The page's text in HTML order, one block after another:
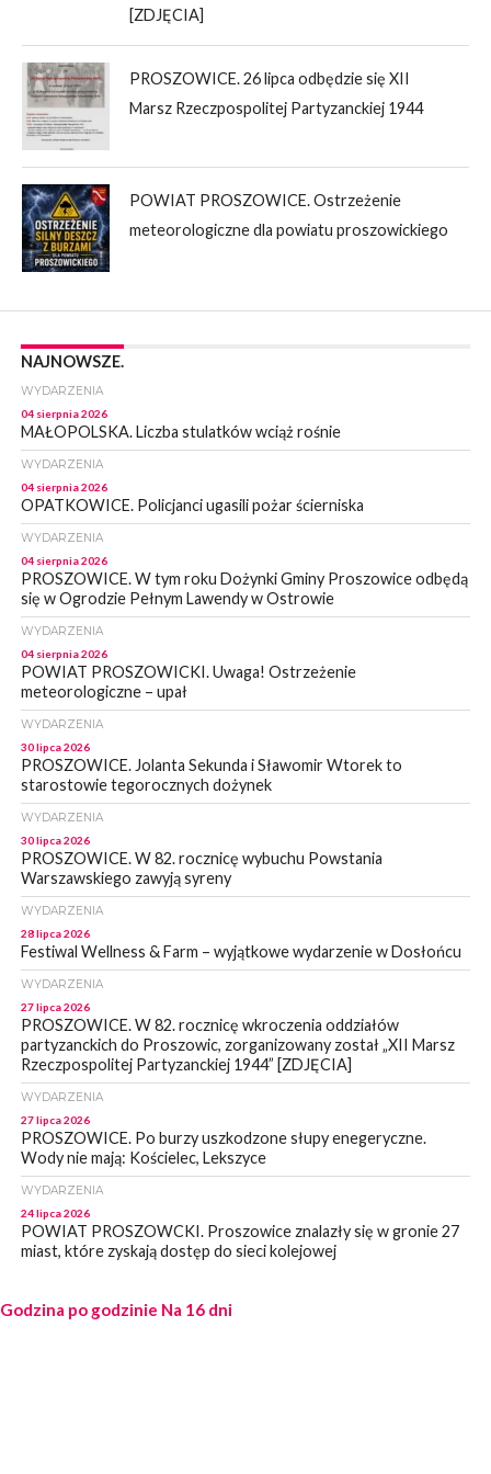
[ZDJĘCIA]
PROSZOWICE. 26 lipca odbędzie się XII
Marsz Rzeczpospolitej Partyzanckiej 1944
POWIAT PROSZOWICE. Ostrzeżenie
meteorologiczne dla powiatu proszowickiego
NAJNOWSZE.
WYDARZENIA
04 sierpnia 2026
MAŁOPOLSKA. Liczba stulatków wciąż rośnie
WYDARZENIA
04 sierpnia 2026
OPATKOWICE. Policjanci ugasili pożar ścierniska
WYDARZENIA
04 sierpnia 2026
PROSZOWICE. W tym roku Dożynki Gminy Proszowice odbędą
się w Ogrodzie Pełnym Lawendy w Ostrowie
WYDARZENIA
04 sierpnia 2026
POWIAT PROSZOWICKI. Uwaga! Ostrzeżenie
meteorologiczne – upał
WYDARZENIA
30 lipca 2026
PROSZOWICE. Jolanta Sekunda i Sławomir Wtorek to
starostowie tegorocznych dożynek
WYDARZENIA
30 lipca 2026
PROSZOWICE. W 82. rocznicę wybuchu Powstania
Warszawskiego zawyją syreny
WYDARZENIA
28 lipca 2026
Festiwal Wellness & Farm – wyjątkowe wydarzenie w Dosłońcu
WYDARZENIA
27 lipca 2026
PROSZOWICE. W 82. rocznicę wkroczenia oddziałów
partyzanckich do Proszowic, zorganizowany został „XII Marsz
Rzeczpospolitej Partyzanckiej 1944” [ZDJĘCIA]
WYDARZENIA
27 lipca 2026
PROSZOWICE. Po burzy uszkodzone słupy enegeryczne.
Wody nie mają: Kościelec, Lekszyce
WYDARZENIA
24 lipca 2026
POWIAT PROSZOWCKI. Proszowice znalazły się w gronie 27
miast, które zyskają dostęp do sieci kolejowej
23 lipca 2026
POWIAT PROSZOWICE. Obchody Święta Policji w
Godzina po godzinie Na 16 dni